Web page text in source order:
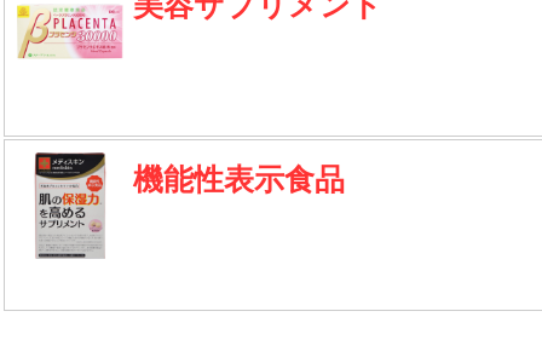
機能性表示食品